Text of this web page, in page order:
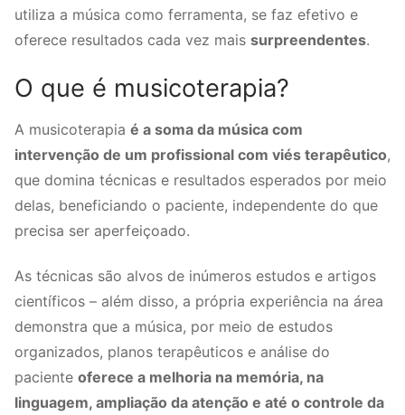
utiliza a música como ferramenta, se faz efetivo e
oferece resultados cada vez mais surpreendentes.
O que é musicoterapia?
A musicoterapia é a soma da música com
intervenção de um profissional com viés terapêutico,
que domina técnicas e resultados esperados por meio
delas, beneficiando o paciente, independente do que
precisa ser aperfeiçoado.
As técnicas são alvos de inúmeros estudos e artigos
científicos – além disso, a própria experiência na área
demonstra que a música, por meio de estudos
organizados, planos terapêuticos e análise do
paciente oferece a melhoria na memória, na
linguagem, ampliação da atenção e até o controle da